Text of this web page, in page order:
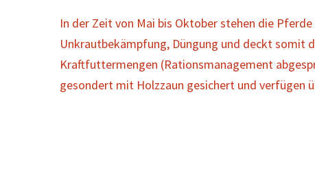
In der Zeit von Mai bis Oktober stehen die
Unkrautbekämpfung, Düngung und deckt somit
Kraftfuttermengen (Rationsmanagement
gesondert mit Holzzaun gesichert und verfügen